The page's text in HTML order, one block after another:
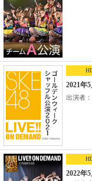
2021年
出演者
2022年